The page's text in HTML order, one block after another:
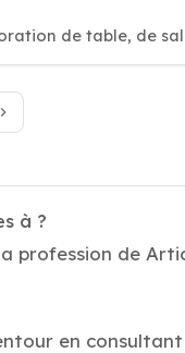
de table, de
à ?
profession de
en